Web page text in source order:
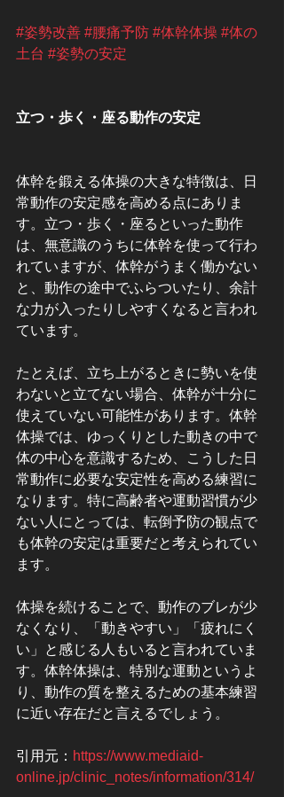
#姿勢改善 #腰痛予防 #体幹体操 #体の
土台 #姿勢の安定
立つ・歩く・座る動作の安定
体幹を鍛える体操の大きな特徴は、日
常動作の安定感を高める点にありま
す。立つ・歩く・座るといった動作
は、無意識のうちに体幹を使って行わ
れていますが、体幹がうまく働かない
と、動作の途中でふらついたり、余計
な力が入ったりしやすくなると言われ
ています。
たとえば、立ち上がるときに勢いを使
わないと立てない場合、体幹が十分に
使えていない可能性があります。体幹
体操では、ゆっくりとした動きの中で
体の中心を意識するため、こうした日
常動作に必要な安定性を高める練習に
なります。特に高齢者や運動習慣が少
ない人にとっては、転倒予防の観点で
も体幹の安定は重要だと考えられてい
ます。
体操を続けることで、動作のブレが少
なくなり、「動きやすい」「疲れにく
い」と感じる人もいると言われていま
す。体幹体操は、特別な運動というよ
り、動作の質を整えるための基本練習
に近い存在だと言えるでしょう。
引用元： https://www.mediaid-
online.jp/clinic_notes/information/314/